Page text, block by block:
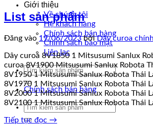
Giới thiệu
Về chúng tôi
Hệ khách hàng
Chính sách bán hàng
Chính sách bảo mật
Liên lạc
Tìm
kiếm:
Chính sách bán hàng
Tìm
kiếm:
List sản phẩm
Đăng vào 19/06/2023 bởiDây curoa
Dây curoa 8V1850 1 Mitsusumi Sanlux
curoa 8V1900 Mitsusumi Sanlux Robota
8V1950 1 Mitsusumi Sanlux Robota Thái
8V1970 1 Mitsusumi Sanlux Robota Thái
8V2000 1 Mitsusumi Sanlux Robota Thái
8V2100 1 Mitsusumi Sanlux Robota Thái
Tiếp tục đọc →